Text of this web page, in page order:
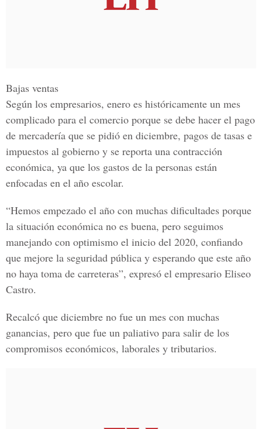
Bajas ventas
Según los empresarios, enero es históricamente un mes
complicado para el comercio porque se debe hacer el pago
de mercadería que se pidió en diciembre, pagos de tasas e
impuestos al gobierno y se reporta una contracción
económica, ya que los gastos de la personas están
enfocadas en el año escolar.
“Hemos empezado el año con muchas dificultades porque
la situación económica no es buena, pero seguimos
manejando con optimismo el inicio del 2020, confiando
que mejore la seguridad pública y esperando que este año
no haya toma de carreteras”, expresó el empresario Eliseo
Castro.
Recalcó que diciembre no fue un mes con muchas
ganancias, pero que fue un paliativo para salir de los
compromisos económicos, laborales y tributarios.